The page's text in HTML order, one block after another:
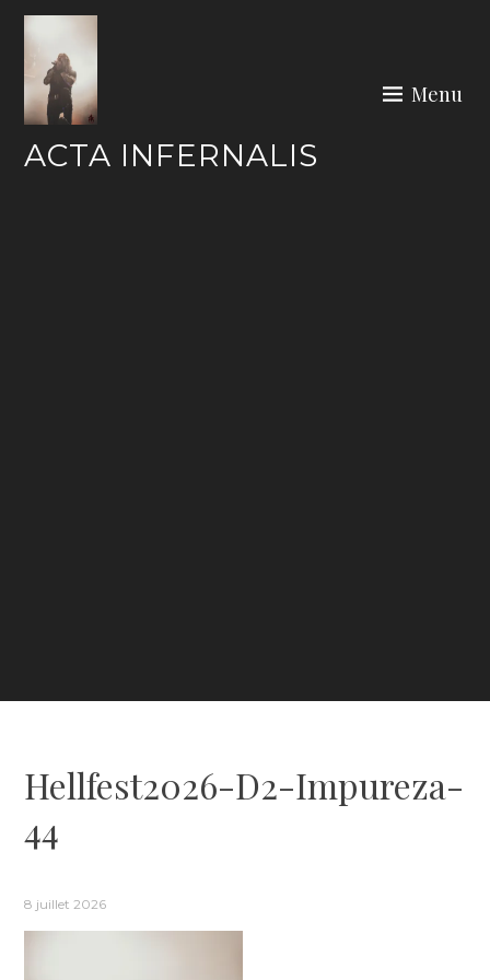
Skip
content
ACTA INFERNALIS
Menu
Hellfest2026-D2-Impureza-
44
8 juillet 2026